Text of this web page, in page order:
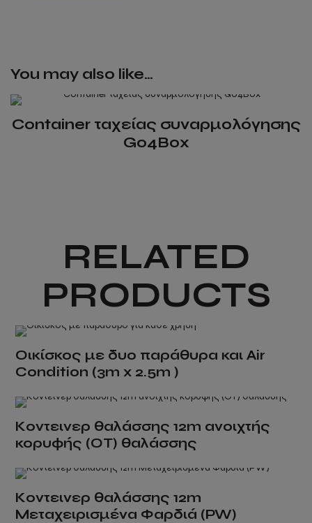
Μεταχειρισμένα
You may also like…
Container ταχείας συναρμολόγησης
Go4Box
The
options
may
be
the
product
RELATED
PRODUCTS
Οικίσκος με δυο παράθυρα και Air
Condition (3m x 2.5m )
product
has
multiple
The
options
may
Κοντεινερ θαλάσσης 12m ανοιχτής
κορυφής (OT) θαλάσσης
Κοντεινερ θαλάσσης 12m
Μεταχειρισμένα Φαρδιά (PW)